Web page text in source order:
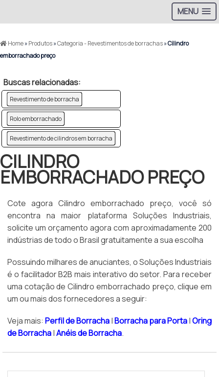
MENU
Home»Produtos»Categoria - Revestimentos de borrachas»Cilindro
emborrachado preço
Buscas relacionadas:
Revestimento de borracha
Rolo emborrachado
Revestimento de cilindros em borracha
CILINDRO
EMBORRACHADO PREÇO
Cote agora Cilindro emborrachado preço, você só
encontra na maior plataforma Soluções Industriais,
solicite um orçamento agora com aproximadamente 200
indústrias de todo o Brasil gratuitamente a sua escolha
Possuindo milhares de anuciantes, o Soluções Industriais
é o facilitador B2B mais interativo do setor. Para receber
uma cotação de Cilindro emborrachado preço, clique em
um ou mais dos fornecedores a seguir:
Veja mais: Perfil de Borracha|Borracha para Porta|Oring
de Borracha|Anéis de Borracha.